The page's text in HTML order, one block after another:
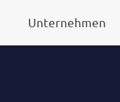
Unternehmen